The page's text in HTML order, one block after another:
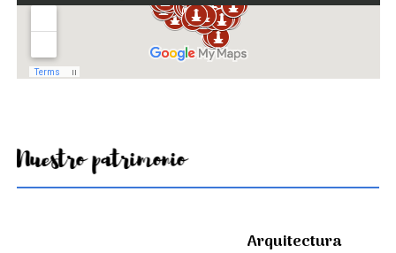
Nuestro patrimonio
Arquitectura